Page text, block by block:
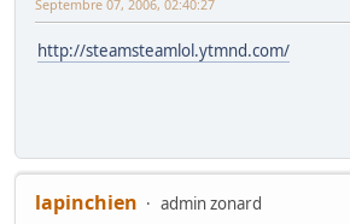
Septembre 07, 2006, 02:40:27
http://steamsteamlol.ytmnd.com/
lapinchien
admin zonard